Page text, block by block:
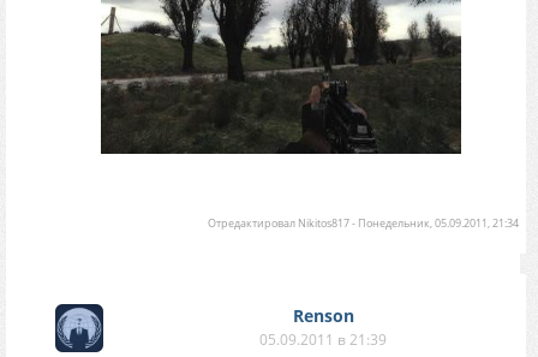
Отредактировал Nikitos817- Понедельник, 05.09.2011, 21:34
Renson
05.09.2011 в 21:39